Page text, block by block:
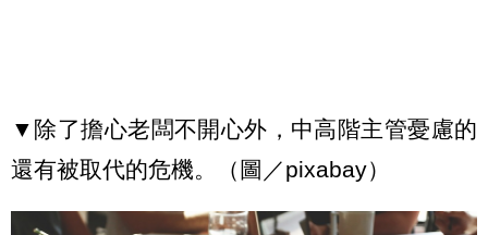
▼除了擔心老闆不開心外，中高階主管憂慮的
還有被取代的危機。（圖／pixabay）